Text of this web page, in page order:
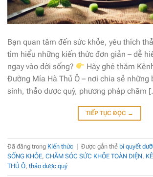
Bạn quan tâm đến sức khỏe, yêu thích
tìm hiểu những kiến thức đơn giản – dễ
ngay vào đời sống?
Hãy ghé thăm
Đường Mía Hà Thủ Ô – nơi chia sẻ những
sinh, thảo dược quý, phương pháp chăm
TIẾP TỤC ĐỌC →
Đã đăng trong Kiến thức Được gắn thẻ bí quyết
SỐNG KHỎE, CHĂM SÓC SỨC KHỎE TOÀN DIỆN,
THỦ Ô, thảo dược quý